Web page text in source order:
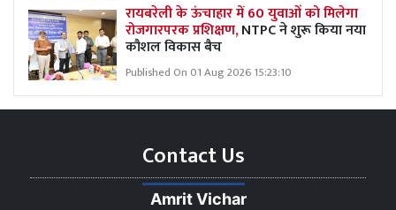
रायबरेली के ऊंचाहार में 60 युवाओं को मिलेगा
रोजगारपरक प्रशिक्षण,NTPC ने शुरू किया नया
कौशल विकास बैच
Published On 01 Aug 2026 15:23:10
Contact Us
Amrit Vichar